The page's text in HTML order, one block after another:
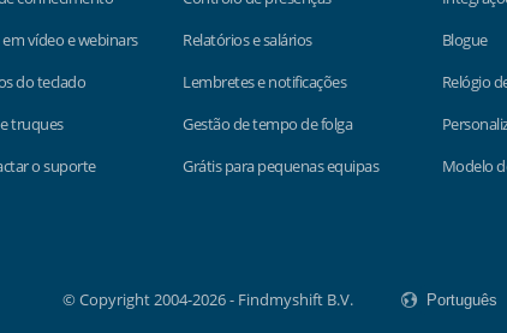
em vídeo e webinars
do teclado
truques
o suporte
Relatórios e salários
Lembretes e notificações
Gestão de tempo de folga
Grátis para pequenas equipas
Blogue
Relógio
Modelo
© Copyright 2004-2026 - Findmyshift B.V.